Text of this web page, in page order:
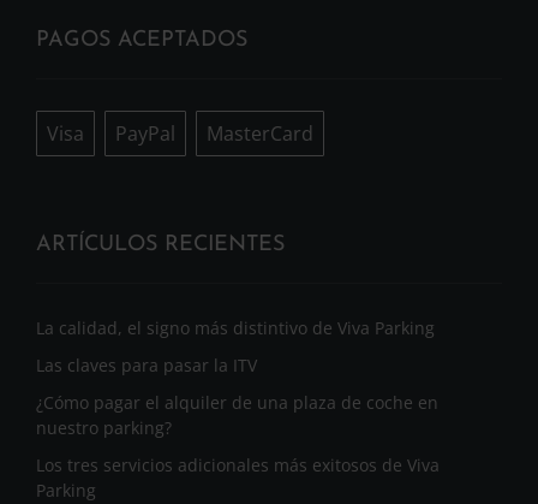
PAGOS ACEPTADOS
Visa PayPal MasterCard
ARTÍCULOS RECIENTES
La calidad, el signo más distintivo de Viva Parking
Las claves para pasar la ITV
¿Cómo pagar el alquiler de una plaza de coche en
nuestro parking?
Los tres servicios adicionales más exitosos de Viva
Parking